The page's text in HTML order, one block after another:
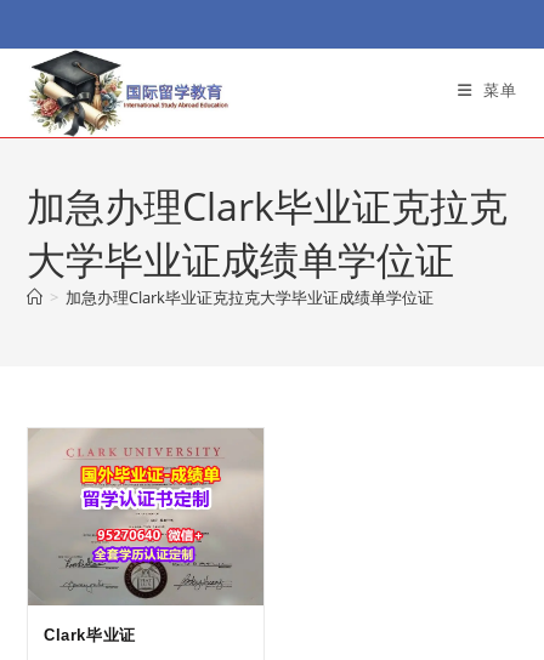
to
content
菜单
加急办理Clark毕业证克拉克
大学毕业证成绩单学位证
> 加急办理Clark毕业证克拉克大学毕业证成绩单学位证
Clark毕业证